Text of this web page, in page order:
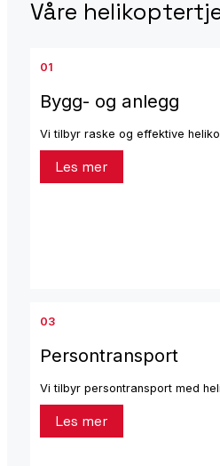
Våre
01
Bygg- og anlegg
Vi tilbyr raske og effektive
Les mer
03
Persontransport
Vi tilbyr persontransport med
Les mer